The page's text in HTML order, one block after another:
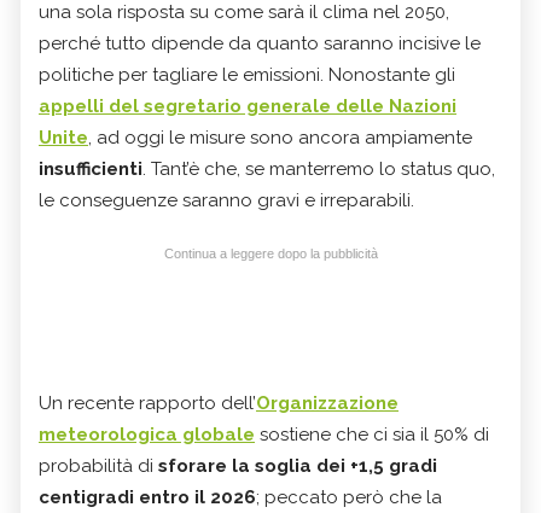
una sola risposta su come sarà il clima nel 2050,
perché tutto dipende da quanto saranno incisive le
politiche per tagliare le emissioni. Nonostante gli
appelli del segretario generale delle Nazioni
Unite, ad oggi le misure sono ancora ampiamente
insufficienti. Tant’è che, se manterremo lo status quo,
le conseguenze saranno gravi e irreparabili.
Continua a leggere dopo la pubblicità
Un recente rapporto dell’Organizzazione
meteorologica globale sostiene che ci sia il 50% di
probabilità di sforare la soglia dei +1,5 gradi
centigradi entro il 2026; peccato però che la